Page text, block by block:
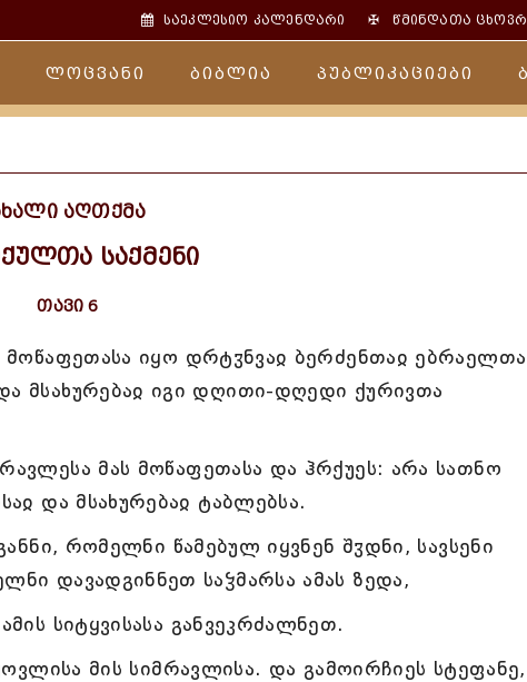
საეკლესიო კალენდარი ✠წმინდათა
ლოცვანი ბიბლია პუბლიკაციები
აღთქმა
საქმენი
თავი 6
მოწაფეთასა იყო დრტჳნვაჲ ბერძენთაჲ ებრაელთა
მსახურებაჲ იგი დღითი-დღედი ქურივთა
მას მოწაფეთასა და ჰრქუეს: არა სათნო
და მსახურებაჲ ტაბლებსა.
რომელნი წამებულ იყვნენ შჳდნი, სავსენი
დავადგინნეთ საჴმარსა ამას ზედა,
სიტყვისასა განვეკრძალნეთ.
მის სიმრავლისა. და გამოირჩიეს სტეფანე,